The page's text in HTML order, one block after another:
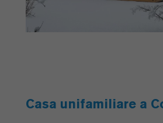
Casa unifamiliare a